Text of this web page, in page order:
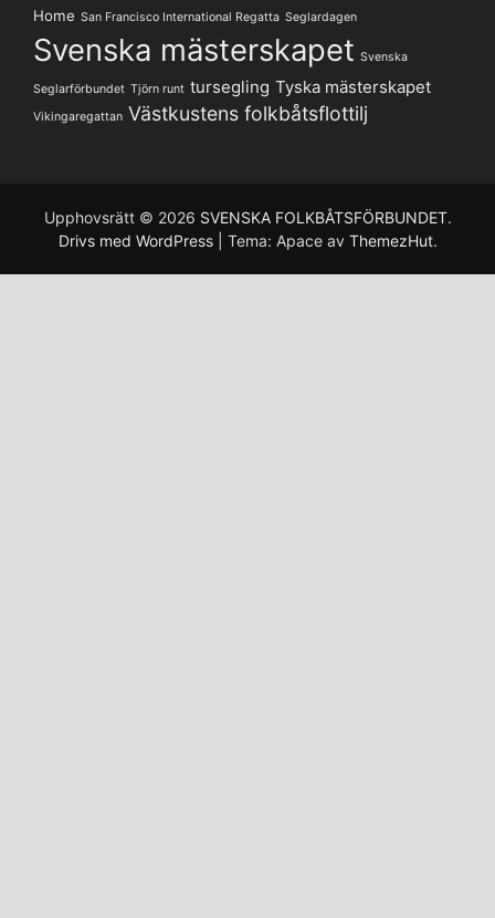
Home San Francisco International Regatta Seglardagen
Svenska mästerskapet Svenska
Seglarförbundet Tjörn runt tursegling Tyska mästerskapet
Vikingaregattan Västkustens folkbåtsflottilj
Upphovsrätt © 2026 SVENSKA FOLKBÅTSFÖRBUNDET.
Drivs med WordPress
Tema: Apace av ThemezHut.